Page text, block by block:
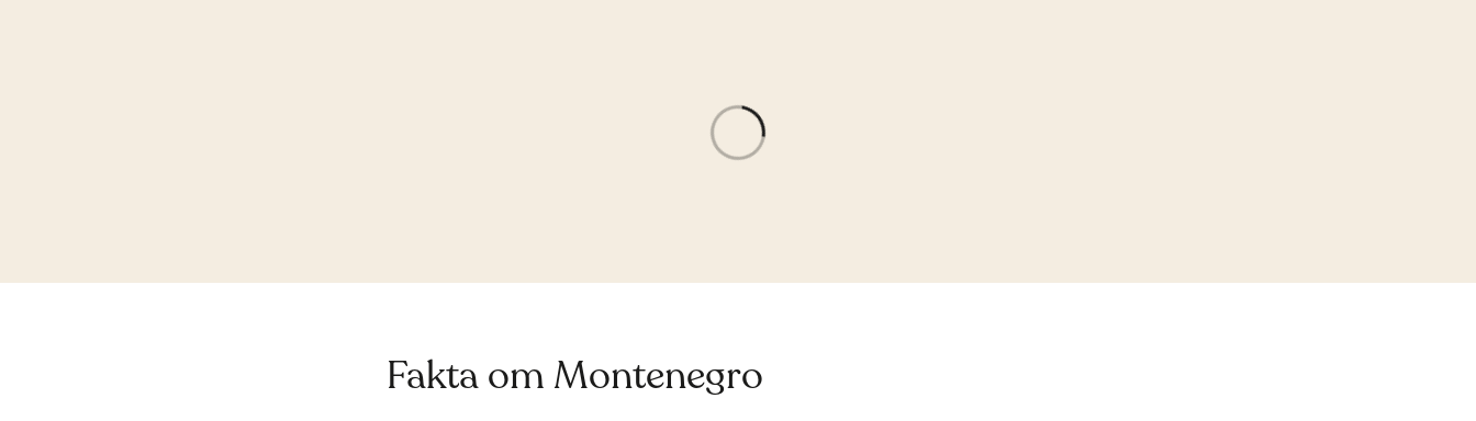
Fakta om Montenegro